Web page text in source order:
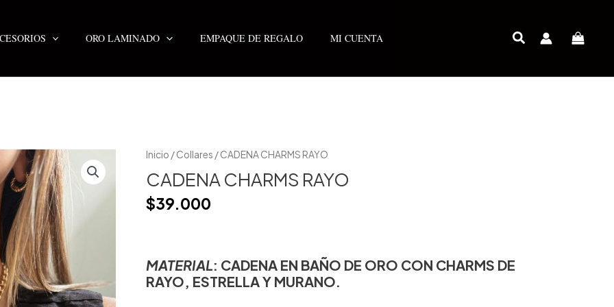
ORO LAMINADO EMPAQUE DE REGALO MI CUENTA
Inicio /Collares / CADENA CHARMS RAYO
CADENA CHARMS RAYO
$39.000
MATERIAL: CADENA EN BAÑO DE ORO CON CHARMS DE
RAYO, ESTRELLA Y MURANO.